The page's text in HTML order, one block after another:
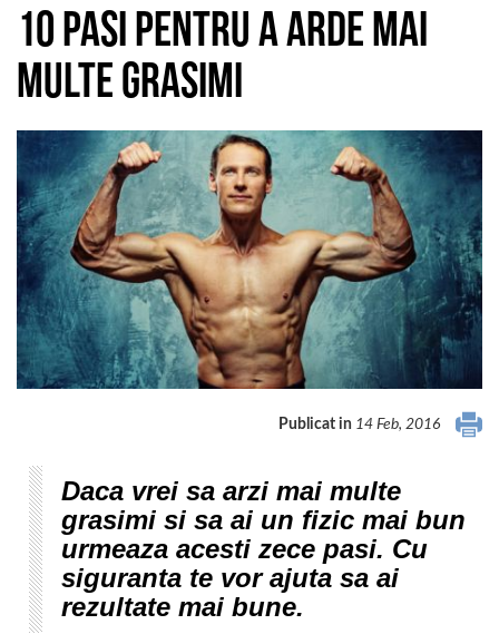
10 pasi pentru a arde mai
multe grasimi
Publicat in 14 Feb, 2016
Daca vrei sa arzi mai multe
grasimi si sa ai un fizic mai bun
urmeaza acesti zece pasi. Cu
siguranta te vor ajuta sa ai
rezultate mai bune.